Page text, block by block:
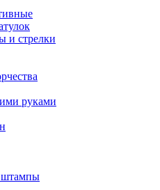
и стрелки
руками
штампы